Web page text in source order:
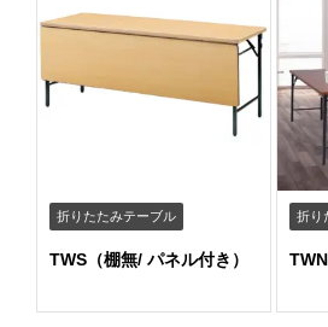
折りたたみテーブル
TWS（棚無/ パネル付き）
折り
TWN